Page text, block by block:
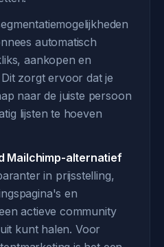
automatisch
aankopen en
zorgt ervoor dat je
naar de juiste persoon
lijsten te hoeven
Mailchimp-alternatief
in prijsstelling,
en
actieve community
kunt halen. Voor